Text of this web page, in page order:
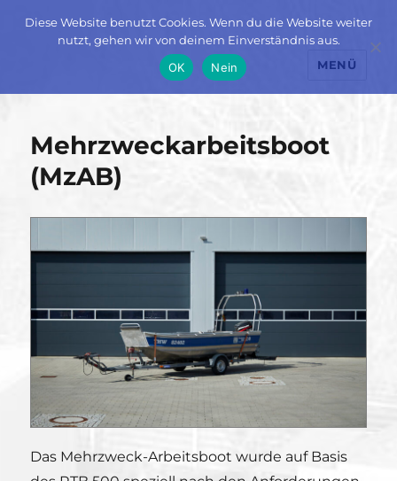
MENÜ
Mehrzweckarbeitsboot
(MzAB)
Das Mehrzweck-Arbeitsboot wurde auf Basis
Diese Website benutzt Cookies. Wenn du die Website weiter
nutzt, gehen wir von deinem Einverständnis aus.
OK
Nein